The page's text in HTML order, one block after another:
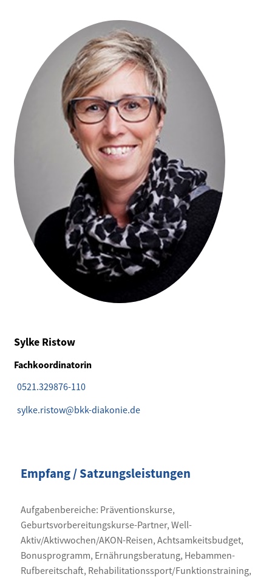
Sylke Ristow
Fachkoordinatorin
0521.329876-110
sylke.ristow@bkk-diakonie.de
Empfang / Satzungsleistungen
Aufgabenbereiche: Präventionskurse,
Geburtsvorbereitungskurse-Partner, Well-
Aktiv/Aktivwochen/AKON-Reisen, Achtsamkeitsbudget,
Bonusprogramm, Ernährungsberatung, Hebammen-
Rufbereitschaft, Rehabilitationssport/Funktionstraining,